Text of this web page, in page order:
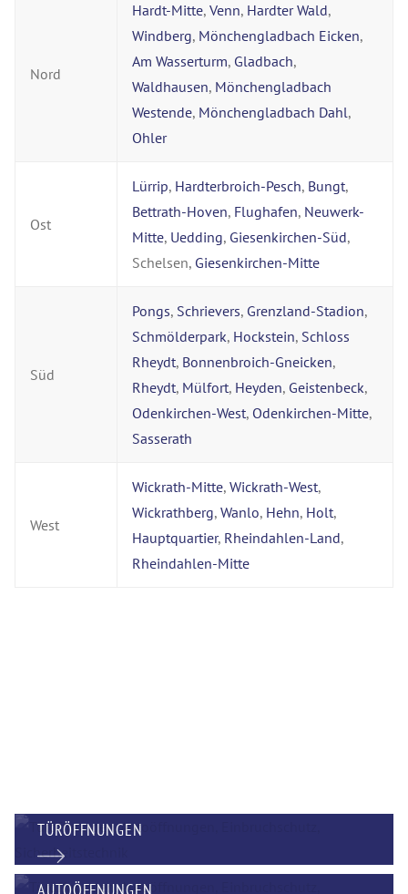
Nord
Hardt-Mitte, Venn, Hardter Wald,
Windberg, Mönchengladbach Eicken,
Am Wasserturm, Gladbach,
Waldhausen, Mönchengladbach
Westende, Mönchengladbach Dahl,
Ohler
Ost
Lürrip, Hardterbroich-Pesch, Bungt,
Bettrath-Hoven, Flughafen, Neuwerk-
Mitte, Uedding, Giesenkirchen-Süd,
Schelsen, Giesenkirchen-Mitte
Süd
Pongs, Schrievers, Grenzland-Stadion,
Schmölderpark, Hockstein, Schloss
Rheydt, Bonnenbroich-Gneicken,
Rheydt, Mülfort, Heyden, Geistenbeck,
Odenkirchen-West, Odenkirchen-Mitte,
Sasserath
West
Wickrath-Mitte, Wickrath-West,
Wickrathberg, Wanlo, Hehn, Holt,
Hauptquartier, Rheindahlen-Land,
Rheindahlen-Mitte
TÜRÖFFNUNGEN